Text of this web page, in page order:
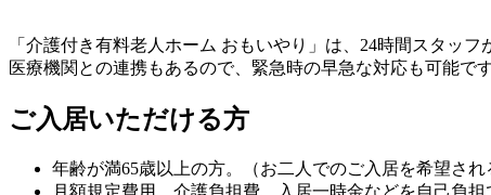
「介護付き有料老人ホーム おもいやり」は、24時間スタッ
医療機関との連携もあるので、緊急時の早急な対応も可能です
ご入居いただける方
年齢が満65歳以上の方。（お二人でのご入居を希望さ
月額規定費用、介護負担費、入居一時金などを自己負担